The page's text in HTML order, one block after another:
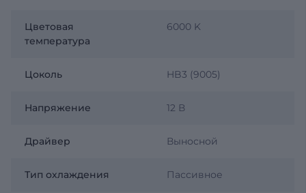
Цветовая
температура
6000 K
Цоколь HB3 (9005)
Напряжение 12 В
Драйвер Выносной
Тип охлаждения Пассивное